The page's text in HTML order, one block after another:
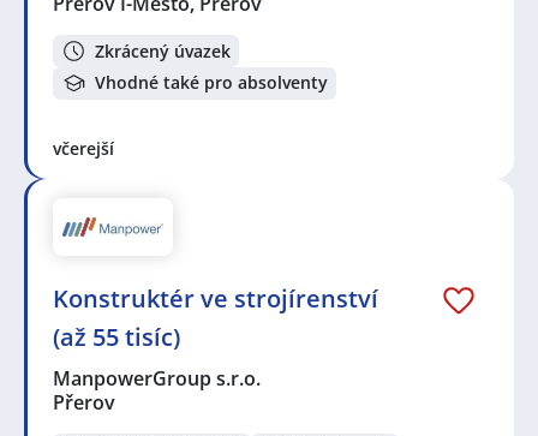
Zkrácený úvazek
Vhodné také pro absolventy
včerejší
Konstruktér ve strojírenství
(až 55 tisíc)
ManpowerGroup s.r.o.
Přerov